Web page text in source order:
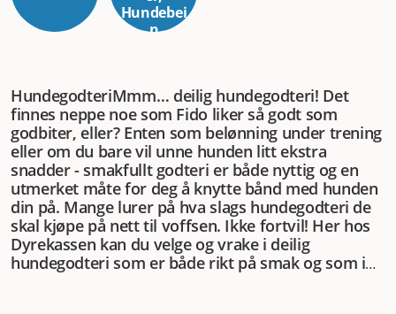
Hundebei
n
HundegodteriMmm… deilig hundegodteri! Det
finnes neppe noe som Fido liker så godt som
godbiter, eller? Enten som belønning under trening
eller om du bare vil unne hunden litt ekstra
snadder - smakfullt godteri er både nyttig og en
utmerket måte for deg å knytte bånd med hunden
din på. Mange lurer på hva slags hundegodteri de
skal kjøpe på nett til voffsen. Ikke fortvil! Her hos
Dyrekassen kan du velge og vrake i deilig
hundegodteri som er både rikt på smak og som i